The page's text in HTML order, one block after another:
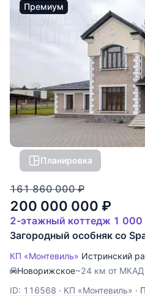
Премиум
Планировка
161 860 000 ₽
200 000 000 ₽
2-этажный коттедж 1 000
Загородный особняк со
КП «Монтевиль» Истринский
Новорижское~24 км от МКАД
ID: 116568 · КП «Монтевиль» ·